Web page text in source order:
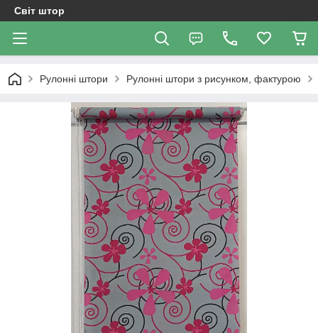
Світ штор
Рулонні штори Рулонні штори з рисунком, фактурою